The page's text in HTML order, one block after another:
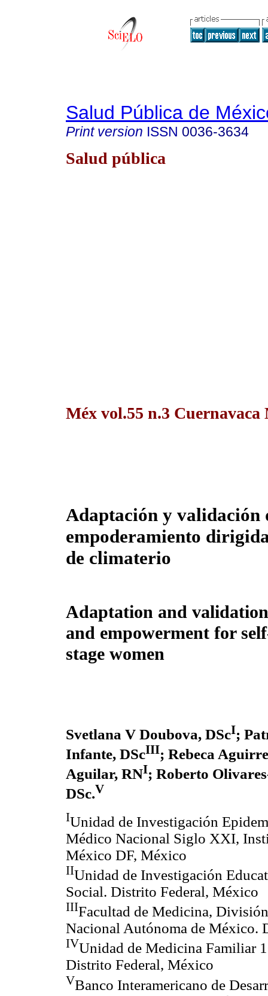
Salud Pública de
Print version ISSN 0036-3634
Salud pública
Méx vol.55 n.3 Cuernavaca
Adaptación y validación
empoderamiento
de climaterio
Adaptation and
and empowerment for
stage women
Svetlana V Doubova, DScI;
Infante, DScIII; Rebeca
Aguilar, RNI; Roberto
DSc.V
IUnidad de Investigación
Médico Nacional Siglo XXI,
México DF, México
IIUnidad de Investigación
Social. Distrito Federal, México
IIIFacultad de Medicina,
Nacional Autónoma de México.
IVUnidad de Medicina Familiar
Distrito Federal, México
VBanco Interamericano de